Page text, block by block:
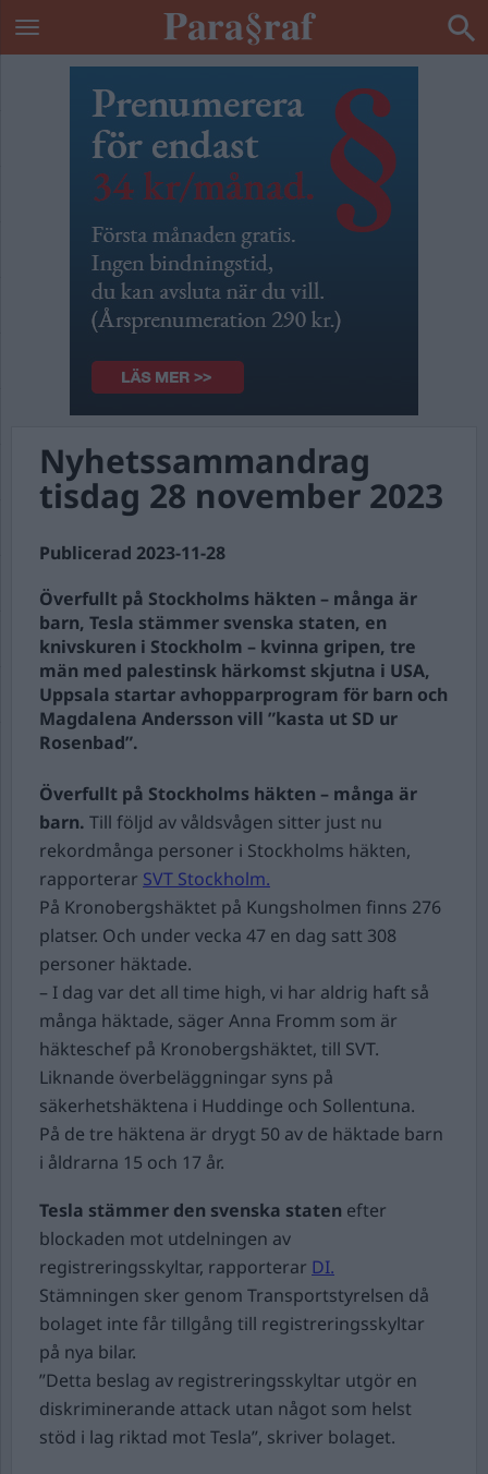
Nyhetssammandrag
tisdag 28 november 2023
Publicerad 2023-11-28
Överfullt på Stockholms häkten – många är
barn, Tesla stämmer svenska staten, en
knivskuren i Stockholm – kvinna gripen, tre
män med palestinsk härkomst skjutna i USA,
Uppsala startar avhopparprogram för barn och
Magdalena Andersson vill ”kasta ut SD ur
Rosenbad”.
Överfullt på Stockholms häkten – många är
barn. Till följd av våldsvågen sitter just nu
rekordmånga personer i Stockholms häkten,
rapporterar SVT Stockholm.
På Kronobergshäktet på Kungsholmen finns 276
platser. Och under vecka 47 en dag satt 308
personer häktade.
– I dag var det all time high, vi har aldrig haft så
många häktade, säger Anna Fromm som är
häkteschef på Kronobergshäktet, till SVT.
Liknande överbeläggningar syns på
säkerhetshäktena i Huddinge och Sollentuna.
På de tre häktena är drygt 50 av de häktade barn
i åldrarna 15 och 17 år.
Tesla stämmer den svenska staten efter
blockaden mot utdelningen av
registreringsskyltar, rapporterar DI.
Stämningen sker genom Transportstyrelsen då
bolaget inte får tillgång till registreringsskyltar
på nya bilar.
”Detta beslag av registreringsskyltar utgör en
diskriminerande attack utan något som helst
stöd i lag riktad mot Tesla”, skriver bolaget.